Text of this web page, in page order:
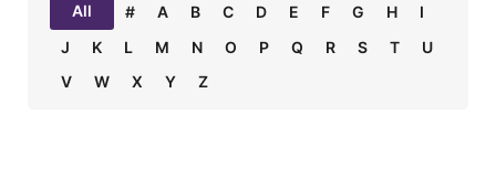
All # A B C D E F G H
I
J
K L M N O P Q R S T
U
V
W X Y Z